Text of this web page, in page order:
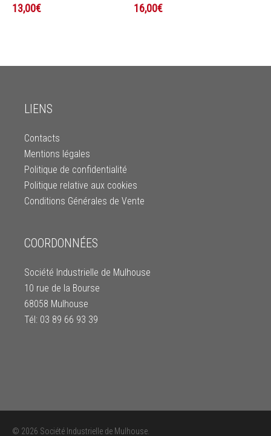
13,00€
16,00€
LIENS
Contacts
Mentions légales
Politique de confidentialité
Politique relative aux cookies
Conditions Générales de Vente
COORDONNÉES
Société Industrielle de Mulhouse
10 rue de la Bourse
68058 Mulhouse
Tél: 03 89 66 93 39
© 2026 Société Industrielle de Mulhouse.